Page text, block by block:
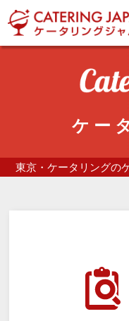
ケー
東京・ケータリングの